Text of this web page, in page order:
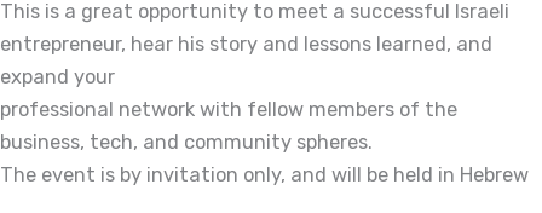
This is a great opportunity to meet a successful Israeli
entrepreneur, hear his story and lessons learned, and
expand your
professional network with fellow members of the
business, tech, and community spheres.
The event is by invitation only, and will be held in Hebrew